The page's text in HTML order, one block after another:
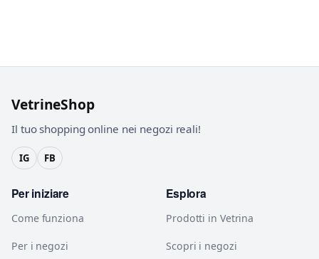
VetrineShop
Il tuo shopping online nei negozi reali!
IG FB
Per iniziare
Come funziona
Per i negozi
Esplora
Prodotti in Vetrina
Scopri i negozi